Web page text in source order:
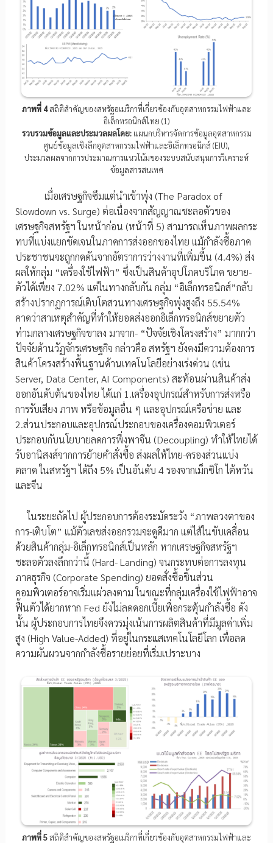
ภาพที่ 4สถิติสำคัญของสหรัฐอเมริกาที่เกี่ยวข้องกับอุตสาหกรรมไฟฟ้าและ
อิเล็กทรอนิกส์ไทย (1)
รวบรวมข้อมูลและประมวลผลโดย:แผนกบริหารจัดการข้อมูลอุตสาหกรรม
ศูนย์ข้อมูลเชิงลึกอุตสาหกรรมไฟฟ้าและอิเล็กทรอนิกส์ (EIU),
ประมวลผลจากการประมาณการแนวโน้มของระบบสนับสนุนการวิเคราะห์
ข้อมูลสารสนเทศ
เมื่อเศรษฐกิจซึมแต่นำเข้าพุ่ง (The Paradox of
Slowdown vs. Surge) ต่อเนื่องจากสัญญาณชะลอตัวของ
เศรษฐกิจสหรัฐฯ ในหน้าก่อน (หน้าที่ 5) สามารถเห็นภาพผลกระ
ทบที่แบ่งแยกชัดเจนในภาคการส่งออกของไทย แม้กำลังซื้อภาค
ประชาชนจะถูกกดดันจากอัตราการว่างงานที่เพิ่มขึ้น (4.4%) ส่ง
ผลให้กลุ่ม “เครื่องใช้ไฟฟ้า” ซึ่งเป็นสินค้าอุปโภคบริโภค ขยาย-
ตัวได้เพียง 7.02% แต่ในทางกลับกัน กลุ่ม “อิเล็กทรอนิกส์”กลับ
สร้างปรากฏการณ์เติบโตสวนทางเศรษฐกิจพุ่งสูงถึง 55.54%
คาดว่าสาเหตุสำคัญที่ทำให้ยอดส่งออกอิเล็กทรอนิกส์ขยายตัว
ท่ามกลางเศรษฐกิจขาลง มาจาก- “ปัจจัยเชิงโครงสร้าง” มากกว่า
ปัจจัยด้านวัฏจักรเศรษฐกิจ กล่าวคือ สหรัฐฯ ยังคงมีความต้องการ
สินค้าโครงสร้างพื้นฐานด้านเทคโนโลยีอย่างเร่งด่วน (เช่น
Server, Data Center, AI Components) สะท้อนผ่านสินค้าส่ง
ออกอันดับต้นของไทย ได้แก่ 1.เครื่องอุปกรณ์สำหรับการส่งหรือ
การรับเสียง ภาพ หรือข้อมูลอื่น ๆ และอุปกรณ์เครือข่าย และ
2.ส่วนประกอบและอุปกรณ์ประกอบของเครื่องคอมพิวเตอร์
ประกอบกับนโยบายลดการพึ่งพาจีน (Decoupling) ทำให้ไทยได้
รับอานิสงส์จากการย้ายคำสั่งซื้อ ส่งผลให้ไทย-ครองส่วนแบ่ง
ตลาด ในสหรัฐฯ ได้ถึง 5% เป็นอันดับ 4 รองจากเม็กซิโก ไต้หวัน
และจีน
ในระยะถัดไป ผู้ประกอบการต้องระมัดระวัง “ภาพลวงตาของ
การ-เติบโต” แม้ตัวเลขส่งออกรวมจะดูดีมาก แต่ไส้ในขับเคลื่อน
ด้วยสินค้ากลุ่ม-อิเล็กทรอนิกส์เป็นหลัก หากเศรษฐกิจสหรัฐฯ
ชะลอตัวลงลึกกว่านี้ (Hard- Landing) จนกระทบต่อการลงทุน
ภาคธุรกิจ (Corporate Spending) ยอดสั่งซื้อชิ้นส่วน
คอมพิวเตอร์อาจเริ่มแผ่วลงตาม ในขณะที่กลุ่มเครื่องใช้ไฟฟ้าอาจ
ฟื้นตัวได้ยากหาก Fed ยังไม่ลดดอกเบี้ยเพื่อกระตุ้นกำลังซื้อ ดัง
นั้น ผู้ประกอบการไทยจึงควรมุ่งเน้นการผลิตสินค้าที่มีมูลค่าเพิ่ม
สูง (High Value-Added) ที่อยู่ในกระแสเทคโนโลยีโลก เพื่อลด
ความผันผวนจากกำลังซื้อรายย่อยที่เริ่มเปราะบาง
ภาพที่ 5สถิติสำคัญของสหรัฐอเมริกาที่เกี่ยวข้องกับอุตสาหกรรมไฟฟ้าและ